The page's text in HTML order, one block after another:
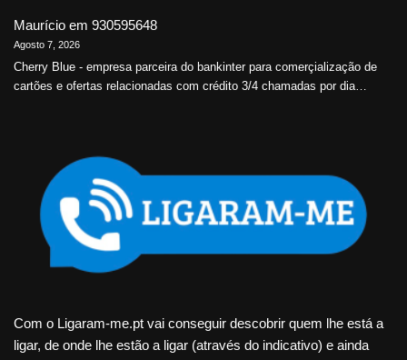
Maurício em 930595648
Agosto 7, 2026
Cherry Blue - empresa parceira do bankinter para comerçialização de
cartões e ofertas relacionadas com crédito 3/4 chamadas por dia…
Com o Ligaram-me.pt vai conseguir descobrir quem lhe está a
ligar, de onde lhe estão a ligar (através do indicativo) e ainda